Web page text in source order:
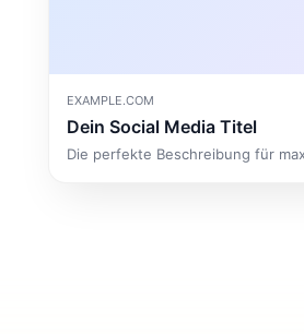
EXAMPLE.COM
Dein Social Media Titel
Die perfekte Beschreibung für